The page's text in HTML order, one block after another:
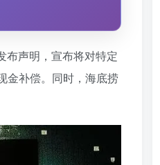
布声明，宣布将对特定
金补偿。同时，海底捞